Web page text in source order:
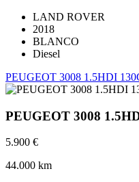
LAND ROVER
2018
BLANCO
Diesel
PEUGEOT 3008 1.5HDI
PEUGEOT 3008
5.900 €
44.000 km